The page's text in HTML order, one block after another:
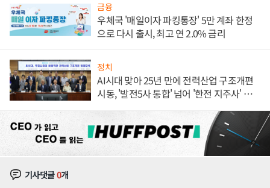
금융
우체국 '매일이자 파킹통장' 5만 계좌 한정
으로 다시 출시, 최고 연 2.0% 금리
정치
AI시대 맞아 25년 만에 전력산업 구조개편
시동, '발전5사 통합' 넘어 '한전 지주사' 재편
기사댓글0개